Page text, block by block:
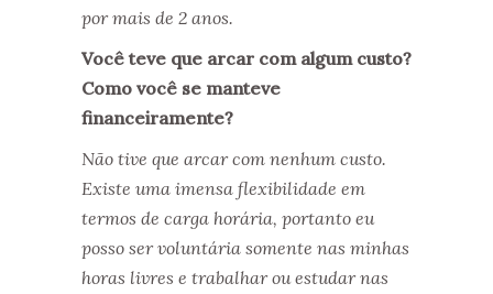
por mais de 2 anos.
Você teve que arcar com algum custo?
Como você se manteve
financeiramente?
Não tive que arcar com nenhum custo.
Existe uma imensa flexibilidade em
termos de carga horária, portanto eu
posso ser voluntária somente nas minhas
horas livres e trabalhar ou estudar nas